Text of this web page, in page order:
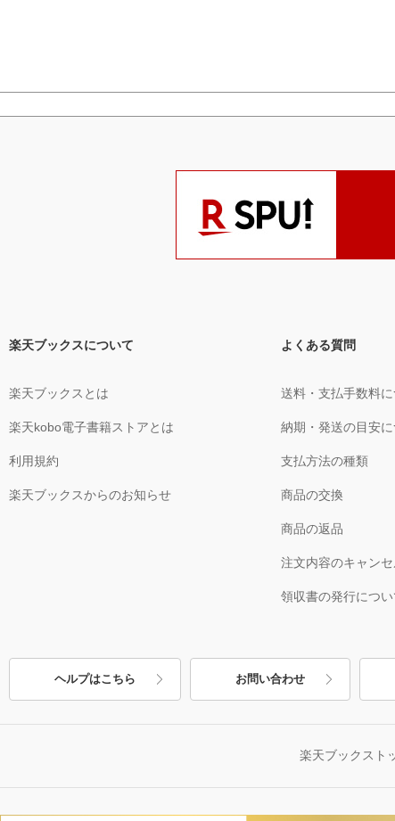
楽天ブックスについて
楽天ブックスとは
楽天kobo電子書籍ストアとは
利用規約
楽天ブックスからのお知らせ
よくある質問
送料・支払手数料に
納期・発送の目安に
支払方法の種類
商品の交換
商品の返品
注文内容のキャン
領収書の発行につい
ヘルプはこちら お問い合わせ
楽天ブックスト